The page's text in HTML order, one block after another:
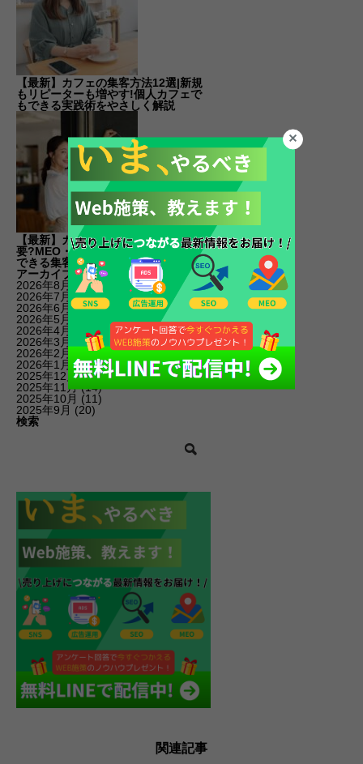
【最新】カフェの集客方法12選|新規
もリピーターも増やす!個人カフェで
もできる実践術をやさしく解説
【最新】カフェのSEO対策は本当に必
要?MEO・SNSとの優先順位と今すぐ
できる集客術をやさしく解説
アーカイブ
2026年8月
(4)
2026年7月 (14)
2026年6月(16)
2026年5月
2026年4月
(11)
2026年3月
(16)
2026年2月
(10)
2026年1月 (6)
2025年12月(19)
2025年11月(14)
2025年10月 (11)
2025年9月 (20)
検索
関連記事